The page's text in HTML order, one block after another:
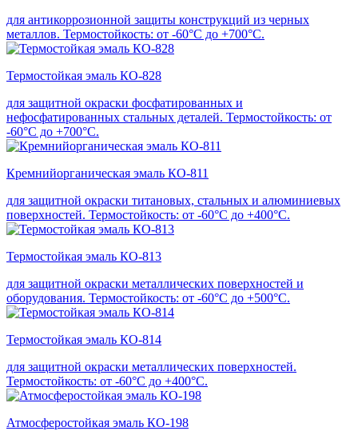
для антикоррозионной защиты конструкций из черных
металлов. Термостойкость: от -60°С до +700°С.
Термостойкая эмаль КО-828
для защитной окраски фосфатированных и
нефосфатированных стальных деталей. Термостойкость: от
-60°С до +700°С.
Кремнийорганическая эмаль КО-811
для защитной окраски титановых, стальных и алюминиевых
поверхностей. Термостойкость: от -60°С до +400°С.
Термостойкая эмаль КО-813
для защитной окраски металлических поверхностей и
оборудования. Термостойкость: от -60°С до +500°С.
Термостойкая эмаль КО-814
для защитной окраски металлических поверхностей.
Термостойкость: от -60°С до +400°С.
Атмосферостойкая эмаль КО-198